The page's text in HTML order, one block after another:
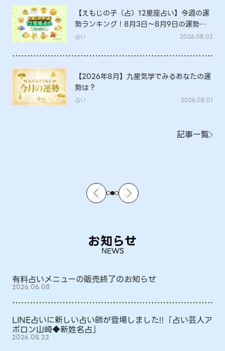
【えもじの子（占）12星座占い】今週の運
勢ランキング！8月3日～8月9日の運勢
は？
占い 2026.08.02
【2026年8月】九星気学でみるあなたの運
勢は？
占い 2026.08.01
記事一覧
お知らせ
NEWS
有料占いメニューの販売終了のお知らせ
2026.06.08
LINE占いに新しい占い師が登場しました!!「占い芸人ア
ポロン山崎◆新姓名占」
2026.05.22